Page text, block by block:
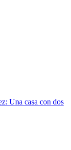
Una casa con dos